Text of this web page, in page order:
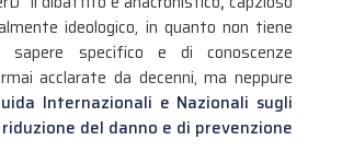
ideologico, in quanto non tiene
specifico e di conoscenze
acclarate da decenni, ma neppure
Internazionali e Nazionali sugli
del danno e di prevenzione